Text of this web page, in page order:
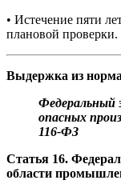
• Истечение пяти
плановой проверки.
Выдержка из
Федеральный
опасных
116-ФЗ
Статья 16.
области